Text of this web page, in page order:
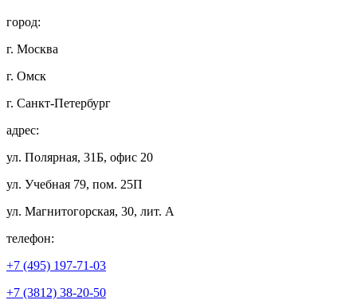
город:
г. Москва
г. Омск
г. Санкт-Петербург
адрес:
ул. Полярная, 31Б, офис 20
ул. Учебная 79, пом. 25П
ул. Магнитогорская, 30, лит. А
телефон:
+7 (495) 197-71-03
+7 (3812) 38-20-50